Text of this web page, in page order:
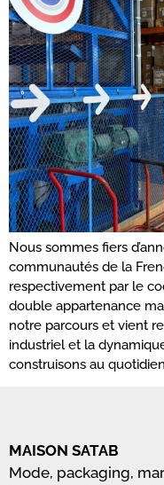
Nous sommes fiers
communautés de la
respectivement par le
double appartenance
notre parcours et vient
industriel et la
construisons au
MAISON SATAB
Mode, packaging,